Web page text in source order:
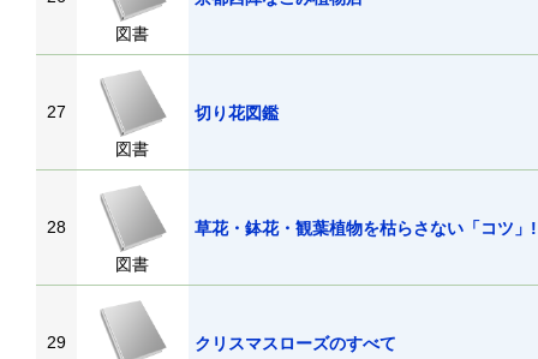
図書
27
図書
切り花図鑑
28
図書
草花・鉢花・観葉植物を枯らさない「コツ」!
29
クリスマスローズのすべて